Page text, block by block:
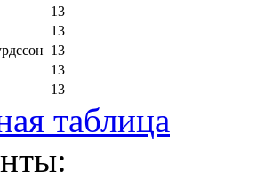
13
13
13
13
13
таблица